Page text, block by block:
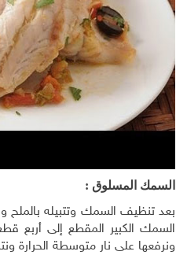
السمك المسلوق :
بعد تنظيف السمك وتتبيله بالملح
السمك الكبير المقطع إلى أربع
ونرفعها على نار متوسطة الحرارة